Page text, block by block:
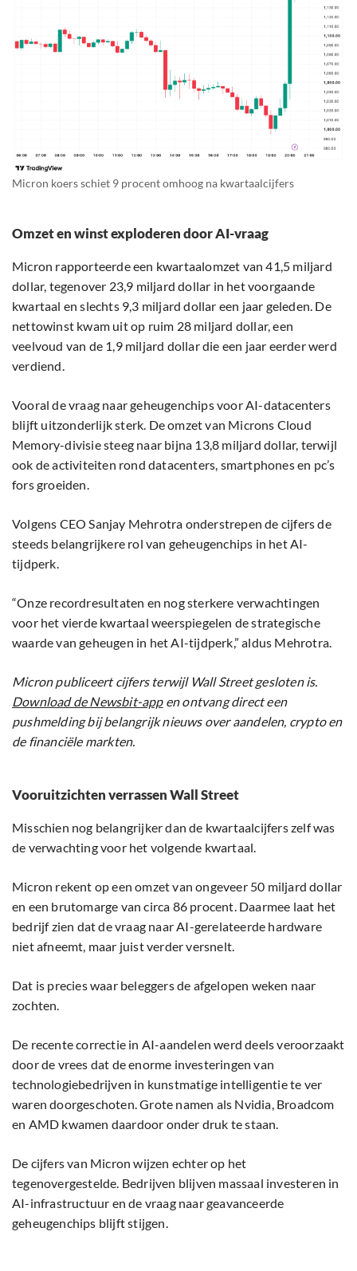
Micron koers schiet 9 procent omhoog na kwartaalcijfers
Omzet en winst exploderen door AI-vraag
Micron rapporteerde een kwartaalomzet van 41,5 miljard
dollar, tegenover 23,9 miljard dollar in het voorgaande
kwartaal en slechts 9,3 miljard dollar een jaar geleden. De
nettowinst kwam uit op ruim 28 miljard dollar, een
veelvoud van de 1,9 miljard dollar die een jaar eerder werd
verdiend.
Vooral de vraag naar geheugenchips voor AI-datacenters
blijft uitzonderlijk sterk. De omzet van Microns Cloud
Memory-divisie steeg naar bijna 13,8 miljard dollar, terwijl
ook de activiteiten rond datacenters, smartphones en pc’s
fors groeiden.
Volgens CEO Sanjay Mehrotra onderstrepen de cijfers de
steeds belangrijkere rol van geheugenchips in het AI-
tijdperk.
“Onze recordresultaten en nog sterkere verwachtingen
voor het vierde kwartaal weerspiegelen de strategische
waarde van geheugen in het AI-tijdperk,” aldus Mehrotra.
Micron publiceert cijfers terwijl Wall Street gesloten is.
Download de Newsbit-appen ontvang direct een
pushmelding bij belangrijk nieuws over aandelen, crypto en
de financiële markten.
Vooruitzichten verrassen Wall Street
Misschien nog belangrijker dan de kwartaalcijfers zelf was
de verwachting voor het volgende kwartaal.
Micron rekent op een omzet van ongeveer 50 miljard dollar
en een brutomarge van circa 86 procent. Daarmee laat het
bedrijf zien dat de vraag naar AI-gerelateerde hardware
niet afneemt, maar juist verder versnelt.
Dat is precies waar beleggers de afgelopen weken naar
zochten.
De recente correctie in AI-aandelen werd deels veroorzaakt
door de vrees dat de enorme investeringen van
technologiebedrijven in kunstmatige intelligentie te ver
waren doorgeschoten. Grote namen als Nvidia, Broadcom
en AMD kwamen daardoor onder druk te staan.
De cijfers van Micron wijzen echter op het
tegenovergestelde. Bedrijven blijven massaal investeren in
AI-infrastructuur en de vraag naar geavanceerde
geheugenchips blijft stijgen.